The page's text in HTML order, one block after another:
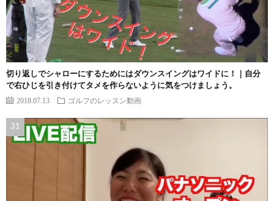
切り返しでシャローにするためにはダウンスイングはワイドに！｜自分
で右ひじを引き付けてタメを作らないように気をつけましょう。
2018.07.13 ゴルフのレッスン動画